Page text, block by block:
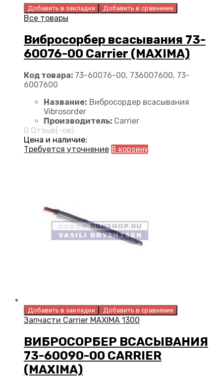
Добавить в закладки Добавить в сравнение
Все товары
Вибросорбер всасывания 73-
60076-00 Carrier (MAXIMA)
Код товара: 73-60076-00, 736007600, 73-
6007600
Название: Вибросордер всасывания
Vibrosorder
Производитель: Carrier
0 Отзыв(-ов)
Цена и наличие:
Требуется уточнение В корзину
Добавить в закладки Добавить в сравнение
Запчасти Carrier MAXIMA 1300
ВИБРОСОРБЕР ВСАСЫВАНИЯ
73-60090-00 CARRIER
(MAXIMA)